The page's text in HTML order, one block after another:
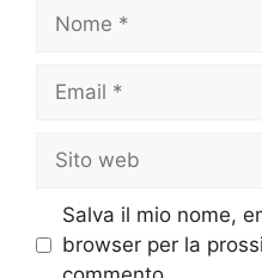
web
Salva il mio nome,
browser per la